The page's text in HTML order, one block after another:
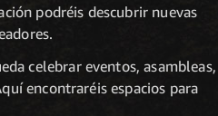
podréis descubrir nuevas
celebrar eventos, asambleas,
encontraréis espacios para